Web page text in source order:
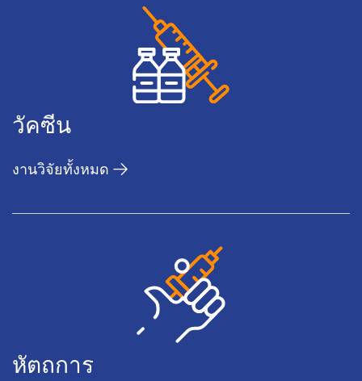
วัคซีน
งานวิจัยทั้งหมด
หัตถการ